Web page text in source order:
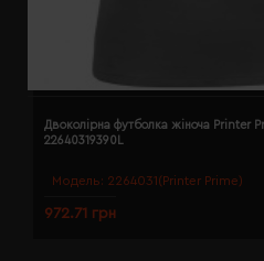
Модель: 2264031(Printer Prime)
Двоколірна футболка жіноча Printer
22640319390L
972.71 грн